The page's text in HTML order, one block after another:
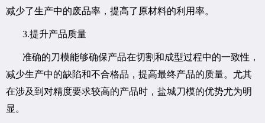
减少了生产中的废品率，提高了原材料的利用率。
3.提升产品质量
准确的刀模能够确保产品在切割和成型过程中的一致性，
减少生产中的缺陷和不合格品，提高最终产品的质量。尤其
在涉及到对精度要求较高的产品时，盐城刀模的优势尤为明
显。